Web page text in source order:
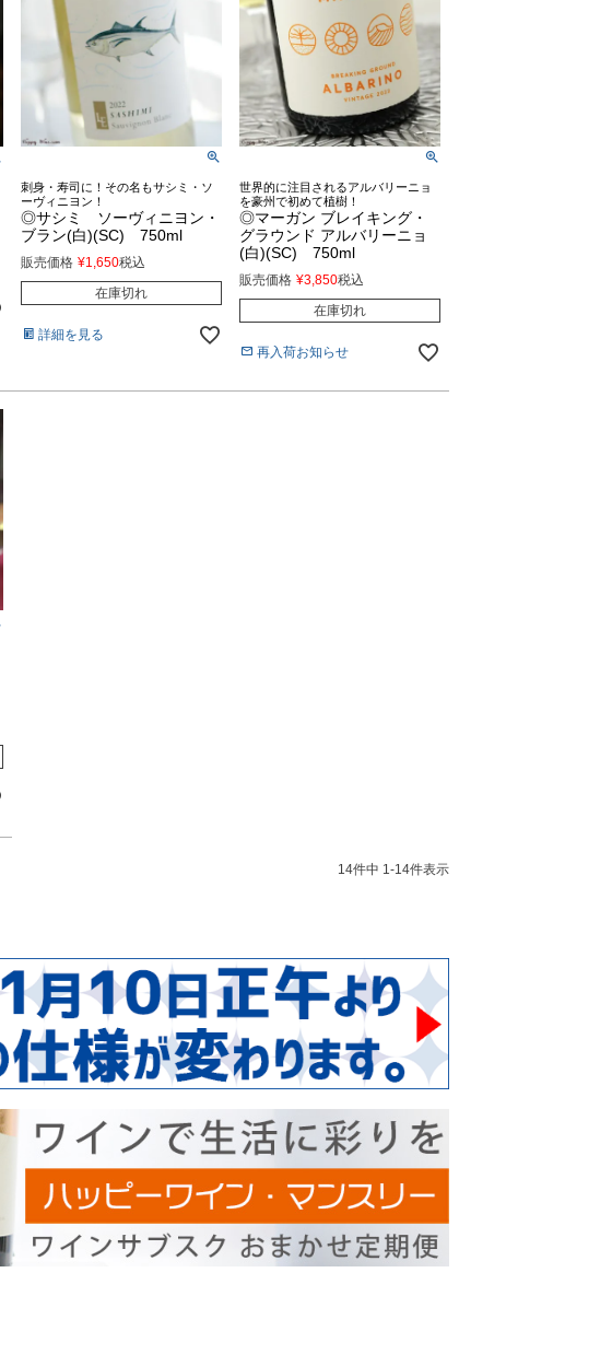
刺身・寿司に！その名もサシミ・ソ
ーヴィニヨン！
◎サシミ ソーヴィニヨン・
ブラン(白)(SC) 750ml
販売価格 ¥1,650税込
在庫切れ
詳細を見る
世界的に注目されるアルバリーニョ
を豪州で初めて植樹！
◎マーガン ブレイキング・
グラウンド アルバリーニョ
(白)(SC) 750ml
販売価格 ¥3,850税込
在庫切れ
再入荷お知らせ
14件中 1-14件表示